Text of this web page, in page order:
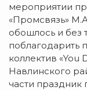
мероприятии
«Промсвязь»
обошлось и без
поблагодарить
коллектив
Навлинского
части